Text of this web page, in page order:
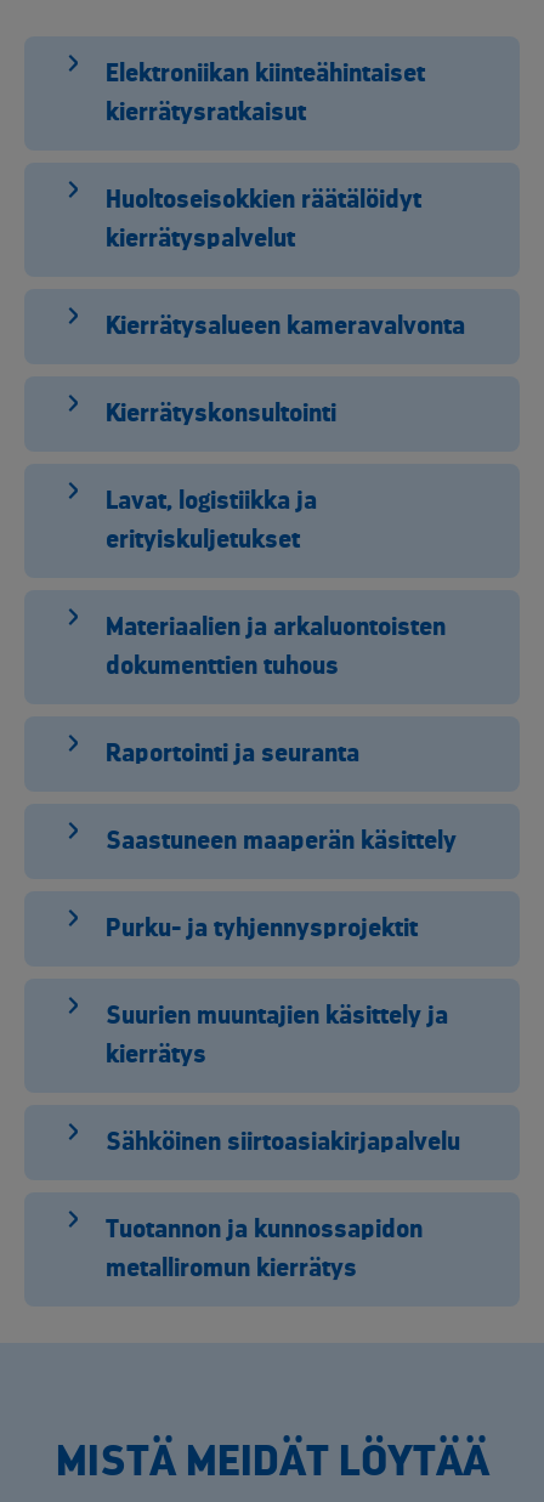
Elektroniikan kiinteähintaiset
kierrätysratkaisut
Huoltoseisokkien räätälöidyt
kierrätyspalvelut
Kierrätysalueen kameravalvonta
Kierrätyskonsultointi
Lavat, logistiikka ja
erityiskuljetukset
Materiaalien ja arkaluontoisten
dokumenttien tuhous
Raportointi ja seuranta
Saastuneen maaperän käsittely
Purku- ja tyhjennysprojektit
Suurien muuntajien käsittely ja
kierrätys
Sähköinen siirtoasiakirjapalvelu
Tuotannon ja kunnossapidon
metalliromun kierrätys
MISTÄ MEIDÄT LÖYTÄÄ